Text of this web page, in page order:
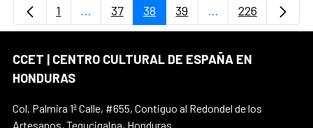
Page
1 ...Intermediate Pages Use TAB to navigate.
Page
37 Page
38 Page
39 ...Intermediate
Page
226
CCET | CENTRO CULTURAL DE ESPAÑA EN
HONDURAS
Col. Palmira 1ª Calle, #655, Contiguo al Redondel de los
Artesanos, Tegucigalpa, Honduras